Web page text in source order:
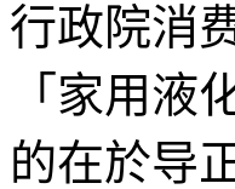
行政院消
「家用液
的在於导